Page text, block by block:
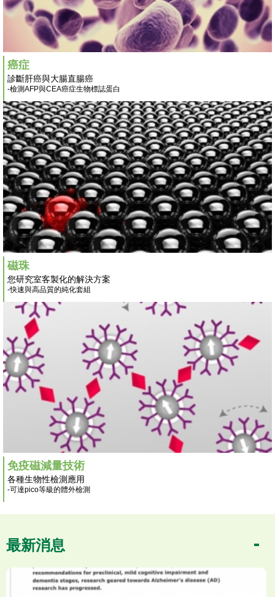
癌症
診斷肝癌與大腸直腸癌
-檢測AFP與CEA癌症生物標誌蛋白
磁珠
您研究室客製化的解決方案
-快速與高品質的純化套組
免疫磁減量技術
各種生物性檢測應用
-可達pico等級的體外檢測
最新消息